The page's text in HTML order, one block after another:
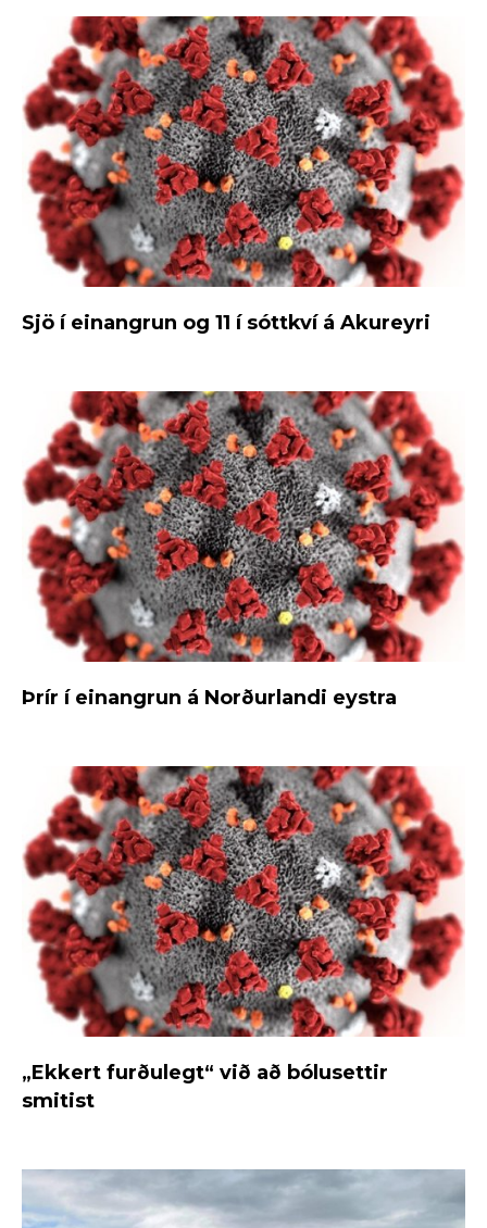
Sjö í einangrun og 11 í sóttkví á Akureyri
Þrír í einangrun á Norðurlandi eystra
„Ekkert furðulegt“ við að bólusettir
smitist